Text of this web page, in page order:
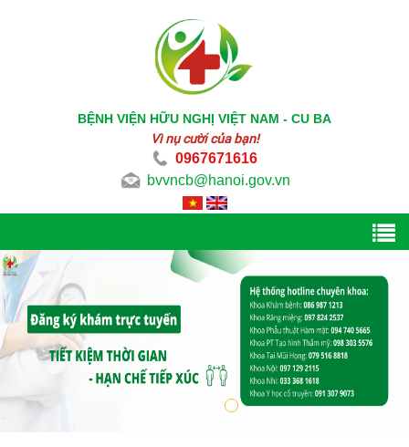
BỆNH VIỆN HỮU NGHỊ VIỆT NAM - CU BA
Vì nụ cười của bạn!
0967671616
bvvncb@hanoi.gov.vn